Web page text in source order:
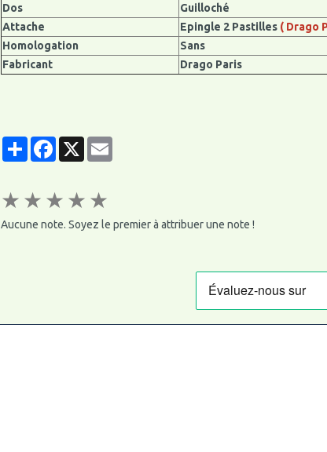
Dos
Guilloché
Attache
Epingle 2 Pastilles ( Drago
Homologation
Sans
Fabricant
Drago Paris
PartagerFacebook
X Email
★ ★ ★ ★ ★
Aucune note. Soyez le premier à attribuer une note !